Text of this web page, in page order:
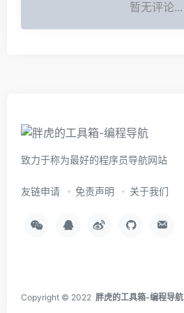
暂无评论...
致力于称为最好的程序员导航网站
友链申请 免责声明 关于我们
Copyright © 2022 胖虎的工具箱-编程导航